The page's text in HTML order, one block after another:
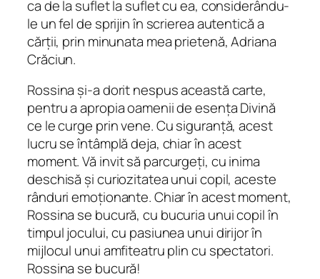
ca de la suflet la suflet cu ea, considerându-
le un fel de sprijin în scrierea autentică a
cărții, prin minunata mea prietenă, Adriana
Crăciun.
Rossina și-a dorit nespus această carte,
pentru a apropia oamenii de esența Divină
ce le curge prin vene. Cu siguranță, acest
lucru se întâmplă deja, chiar în acest
moment. Vă invit să parcurgeți, cu inima
deschisă și curiozitatea unui copil, aceste
rânduri emoționante. Chiar în acest moment,
Rossina se bucură, cu bucuria unui copil în
timpul jocului, cu pasiunea unui dirijor în
mijlocul unui amfiteatru plin cu spectatori.
Rossina se bucură!